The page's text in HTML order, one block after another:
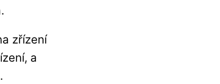
zřízení
a
.